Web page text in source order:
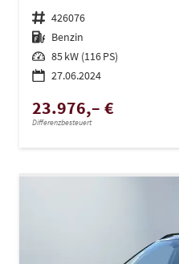
Fahrzeugnr. 426076
Kraftstoff Benzin
Leistung 85 kW (116 PS)
27.06.2024
23.976,– €
Differenzbesteuert